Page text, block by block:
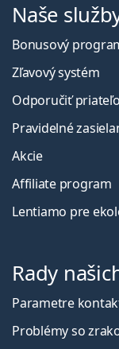
Naše
Bonusový
Zľavový systém
Odporučiť
Pravidelné
Akcie
Affiliate program
Lentiamo pre
Rady
Parametre
Problémy so